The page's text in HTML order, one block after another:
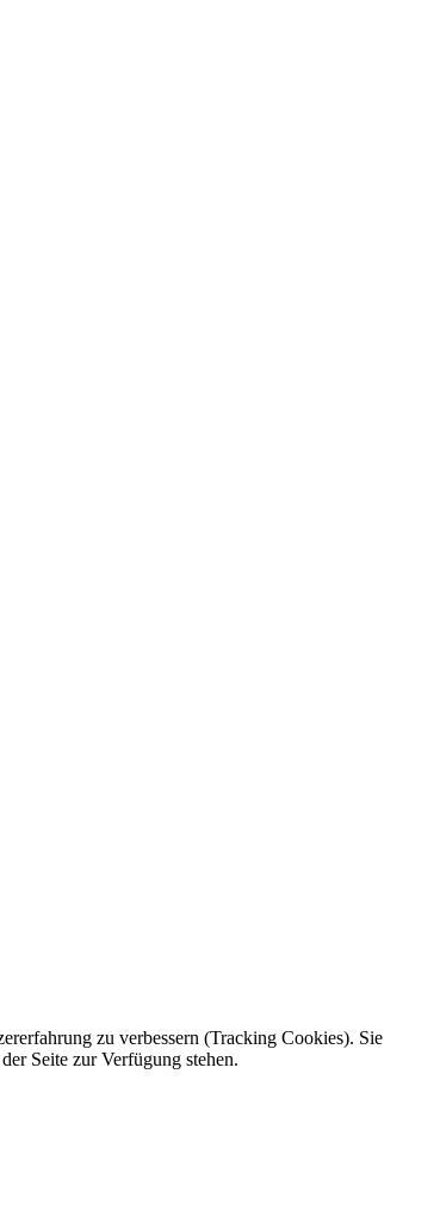
zu verbessern (Tracking Cookies). Sie
Seite zur Verfügung stehen.